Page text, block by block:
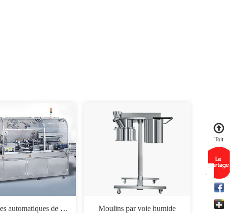
Machines automatiques de chargement des boîtes Moulins par voie humide
Toit